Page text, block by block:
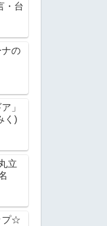
・台
ナの
」
く)
立
プ☆